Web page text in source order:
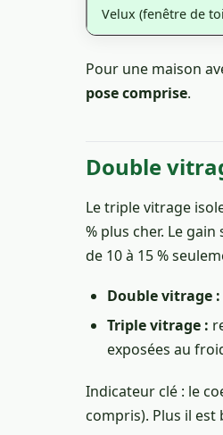
Velux (fenêtre de
Pour une maison
pose comprise.
Double
Le triple vitrage
% plus cher. Le
de 10 à 15 %
Double vitrage :
Triple vitrage :
exposées au
Indicateur clé : le
compris). Plus il est